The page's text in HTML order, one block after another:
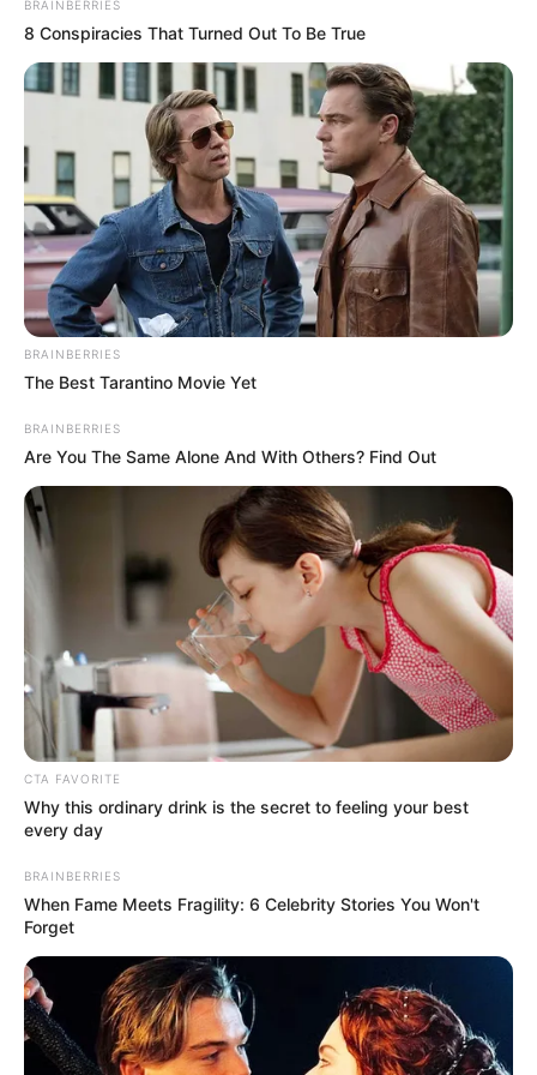
Antioquia, Nariño, Huila, Chocó, La Guajira, o reclamando
la paz en El Catatumbo? ¡Son indolentes con Colombia!",
expresó.
COMPARTIR
ALERTA BOGOTÁ EN GOOGLE NEWS
TEMAS RELACIONADOS
NOTICIAS ANTIOQUIA
NOTICIAS MEDELLÍN
ALERTA PAISA
ANDI
GREMIOS ECONÓMICOS
MANTÉNGASE EN ALERTA
Tenemos todas las noticias que le
interesan. Para estar bien informado, por
favor, active las notificaciones de Alerta.
ACTIVAR AHORA
TEMAS DESTACADOS
EMERGENCIAS POR LLUVIAS
METRO DE MEDELLÍN
ELECCIONES PRESIDENCIALES
MARINILLA - ANTIOQUIA
EPM
YONDÓ - ANTIOQUIA
BRAINBERRIES
8 Conspiracies That Turned Out To Be True
BRAINBERRIES
The Best Tarantino Movie Yet
BRAINBERRIES
Are You The Same Alone And With Others? Find Out
CTA FAVORITE
Why this ordinary drink is the secret to feeling your best
every day
BRAINBERRIES
When Fame Meets Fragility: 6 Celebrity Stories You Won't
Forget